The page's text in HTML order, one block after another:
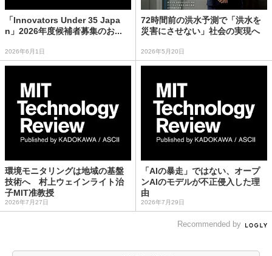
「Innovators Under 35 Japa
n」2026年度候補者募集のお...
2026年6月1日
72時間前の洪水予測で「洪水を
災害にさせない」社会の実現へ
2026年5月20日
環境モニタリングは地域の基盤
技術へ 村上ウェインライト治
子MIT准教授
2026年7月27日
「AIの暴走」ではない、オープ
ンAIのモデルが不正侵入した理
由
2026年7月29日
Recommended by